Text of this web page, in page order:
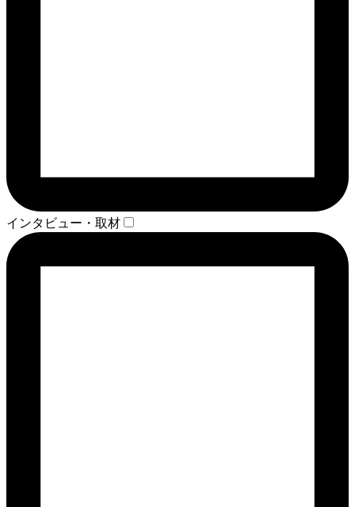
インタビュー・取材